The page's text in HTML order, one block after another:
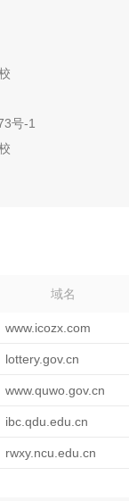
号-1
域名
www.icozx.com
lottery.gov.cn
www.quwo.gov.cn
ibc.qdu.edu.cn
rwxy.ncu.edu.cn